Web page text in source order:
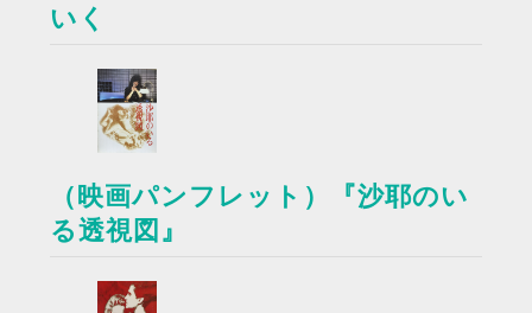
いく
（映画パンフレット）『沙耶のい
る透視図』